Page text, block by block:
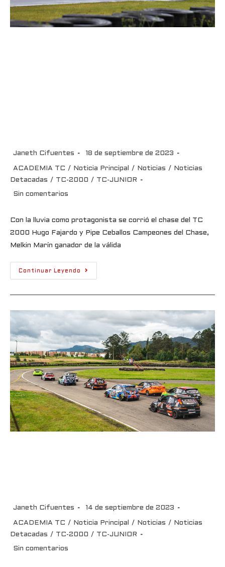
Janeth Cifuentes 18 de septiembre de 2023
ACADEMIA TC / Noticia Principal / Noticias /
Noticias
Detacadas / TC-2000 / TC-JUNIOR
Sin comentarios
Con la lluvia como protagonista se corrió el chase del TC
2000 Hugo Fajardo y Pipe Ceballos Campeones del Chase,
Melkin Marín ganador de la válida
Continuar Leyendo
Janeth Cifuentes 14 de septiembre de 2023
ACADEMIA TC / Noticia Principal / Noticias /
Noticias
Detacadas / TC-2000 / TC-JUNIOR
Sin comentarios